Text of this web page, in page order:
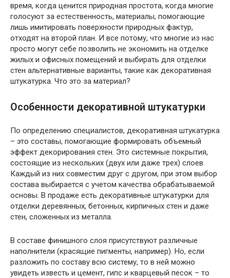
время, когда ценится природная простота, когда многие
голосуют за естественность, материалы, помогающие
лишь имитировать поверхности природных фактур,
отходят на второй план. И все потому, что многие из нас
просто могут себе позволить не экономить на отделке
жилых и офисных помещений и выбирать для отделки
стен альтернативные варианты, такие как декоративная
штукатурка. Что это за материал?
Особенности декоративной штукатурки
По определению специалистов, декоративная штукатурка
– это составы, помогающие формировать объемный
эффект декорирования стен. Это системные покрытия,
состоящие из нескольких (двух или даже трех) слоев.
Каждый из них совместим друг с другом, при этом выбор
состава выбирается с учетом качества обрабатываемой
основы. В продаже есть декоративные штукатурки для
отделки деревянных, бетонных, кирпичных стен и даже
стен, сложенных из металла.
В составе финишного слоя присутствуют различные
наполнители (красящие пигменты, например). Но, если
разложить по составу всю систему, то в ней можно
увидеть известь и цемент, гипс и кварцевый песок – то